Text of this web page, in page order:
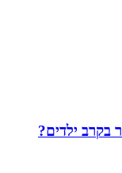
בקרב ילדים?